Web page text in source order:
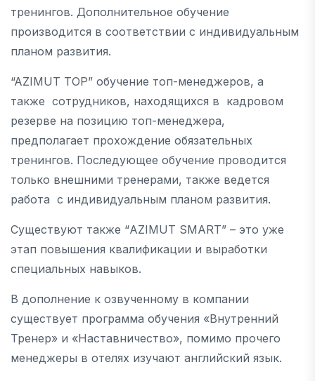
тренингов. Дополнительное обучение
производится в соответствии с индивидуальным
планом развития.
“AZIMUT TOP” обучение топ-менеджеров, а
также сотрудников, находящихся в кадровом
резерве на позицию топ-менеджера,
предполагает прохождение обязательных
тренингов. Последующее обучение проводится
только внешними тренерами, также ведется
работа с индивидуальным планом развития.
Существуют также “AZIMUT SMART” – это уже
этап повышения квалификации и выработки
специальных навыков.
В дополнение к озвученному в компании
существует программа обучения «Внутренний
Тренер» и «Наставничество», помимо прочего
менеджеры в отелях изучают английский язык.